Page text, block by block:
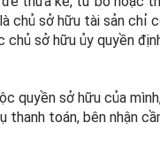
chủ sở hữu tài sản chỉ
chủ sở hữu ủy quyền
quyền sở hữu của
thanh toán, bên nhận